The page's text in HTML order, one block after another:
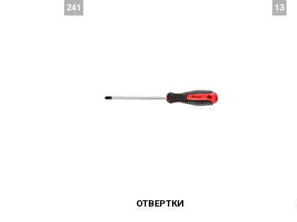
ОТВЕРТКИ
241 13